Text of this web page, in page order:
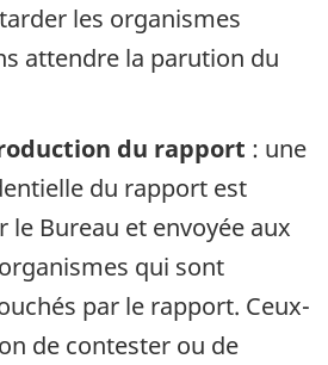
les organismes
attendre la parution du
du rapport : une
du rapport est
le Bureau et envoyée aux
qui sont
par le rapport. Ceux-
de contester ou de